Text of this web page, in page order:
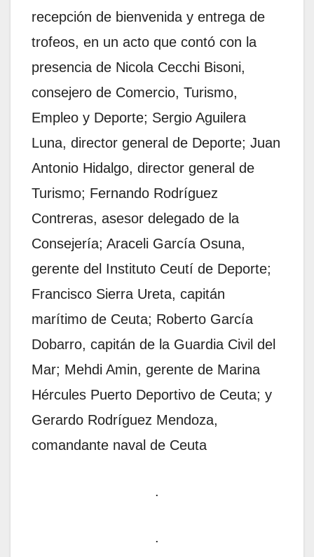
recepción de bienvenida y entrega de
trofeos, en un acto que contó con la
presencia de Nicola Cecchi Bisoni,
consejero de Comercio, Turismo,
Empleo y Deporte; Sergio Aguilera
Luna, director general de Deporte; Juan
Antonio Hidalgo, director general de
Turismo; Fernando Rodríguez
Contreras, asesor delegado de la
Consejería; Araceli García Osuna,
gerente del Instituto Ceutí de Deporte;
Francisco Sierra Ureta, capitán
marítimo de Ceuta; Roberto García
Dobarro, capitán de la Guardia Civil del
Mar; Mehdi Amin, gerente de Marina
Hércules Puerto Deportivo de Ceuta; y
Gerardo Rodríguez Mendoza,
comandante naval de Ceuta
.
.